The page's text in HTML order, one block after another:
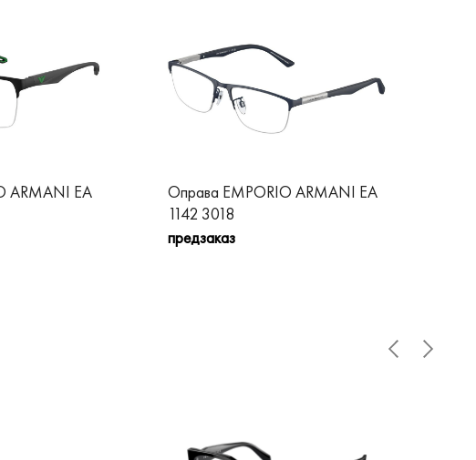
ARMANI EA
Оправа EMPORIO ARMANI EA
1142 3018
предзаказ